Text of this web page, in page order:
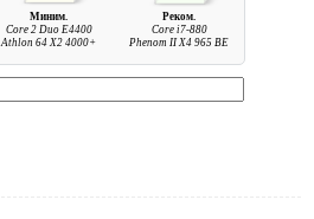
Миним.
Core 2 Duo E4400
Athlon 64 X2 4000+
Реком.
Core i7-880
Phenom II X4 965 BE